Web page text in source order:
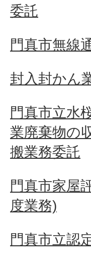
委託
門真市無線
封入封かん
門真市立水
業廃棄物の
搬業務委託
門真市家屋
度業務)
門真市立認